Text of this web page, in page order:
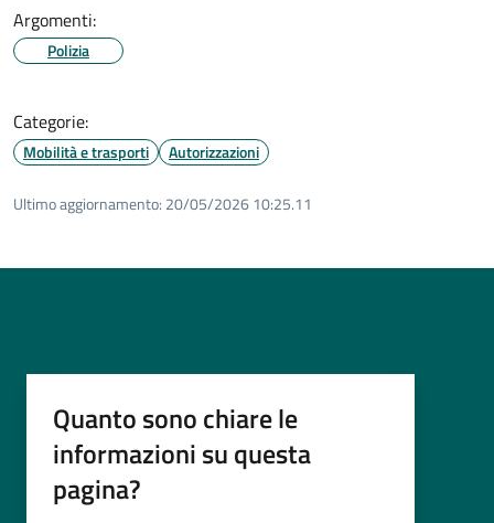
Argomenti:
Polizia
Categorie:
Mobilità e trasporti Autorizzazioni
Ultimo aggiornamento: 20/05/2026 10:25.11
Quanto sono chiare le
informazioni su questa
pagina?